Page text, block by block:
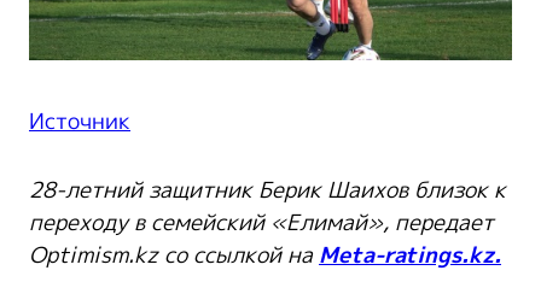
Источник
28-летний защитник Берик Шаихов близок к
переходу в семейский «Елимай», передает
Optimism.kz со ссылкой наMeta-ratings.kz.